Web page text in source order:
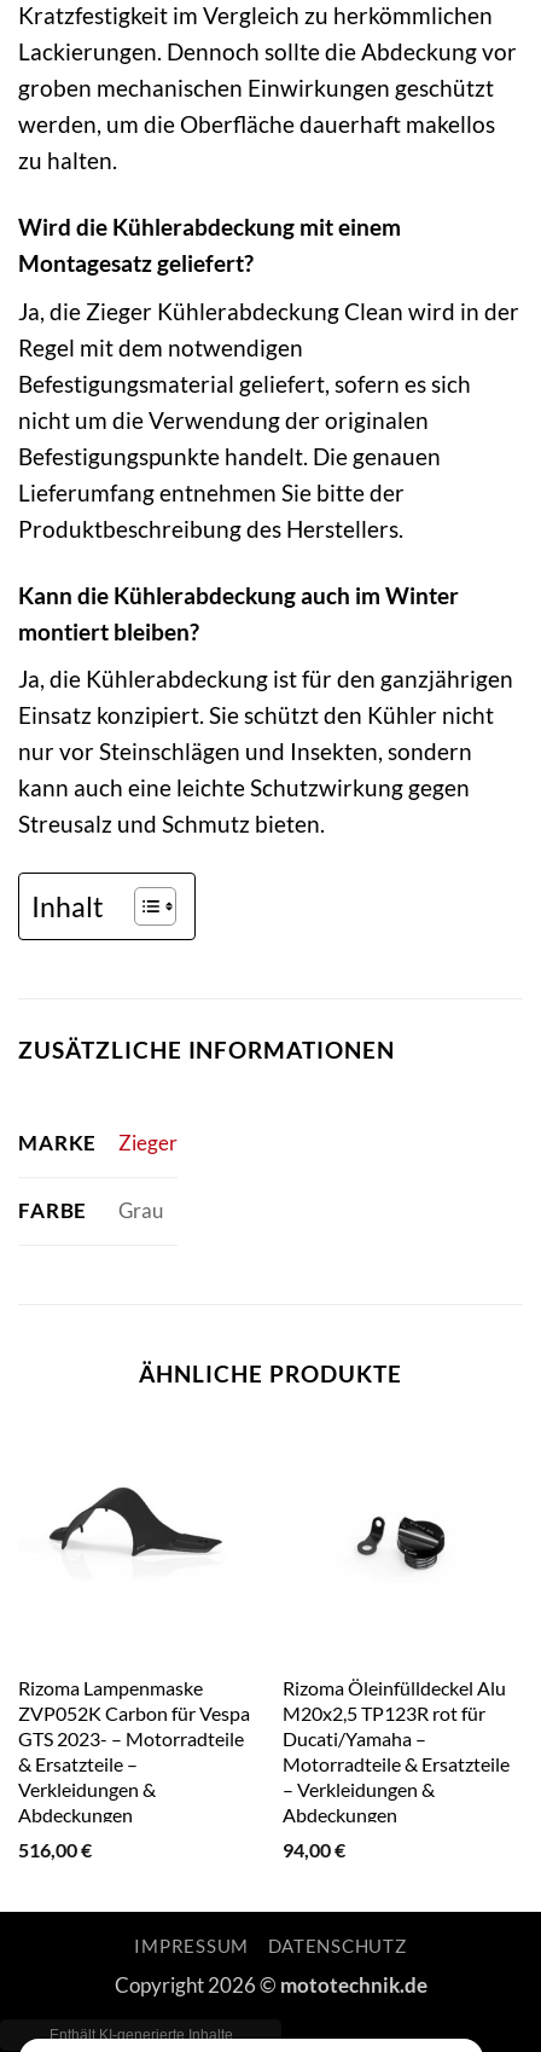
Kratzfestigkeit im Vergleich zu herkömmlichen
Lackierungen. Dennoch sollte die Abdeckung vor
groben mechanischen Einwirkungen geschützt
werden, um die Oberfläche dauerhaft makellos
zu halten.
Wird die Kühlerabdeckung mit einem
Montagesatz geliefert?
Ja, die Zieger Kühlerabdeckung Clean wird in der
Regel mit dem notwendigen
Befestigungsmaterial geliefert, sofern es sich
nicht um die Verwendung der originalen
Befestigungspunkte handelt. Die genauen
Lieferumfang entnehmen Sie bitte der
Produktbeschreibung des Herstellers.
Kann die Kühlerabdeckung auch im Winter
montiert bleiben?
Ja, die Kühlerabdeckung ist für den ganzjährigen
Einsatz konzipiert. Sie schützt den Kühler nicht
nur vor Steinschlägen und Insekten, sondern
kann auch eine leichte Schutzwirkung gegen
Streusalz und Schmutz bieten.
Inhalt
ZUSÄTZLICHE INFORMATIONEN
MARKE Zieger
FARBE Grau
ÄHNLICHE PRODUKTE
Rizoma Lampenmaske
ZVP052K Carbon für Vespa
GTS 2023- – Motorradteile
& Ersatzteile –
Verkleidungen &
Abdeckungen
516,00€
Rizoma Öleinfülldeckel Alu
M20x2,5 TP123R rot für
Ducati/Yamaha –
Motorradteile & Ersatzteile
– Verkleidungen &
Abdeckungen
94,00€
IMPRESSUM DATENSCHUTZ
Copyright 2026 © mototechnik.de